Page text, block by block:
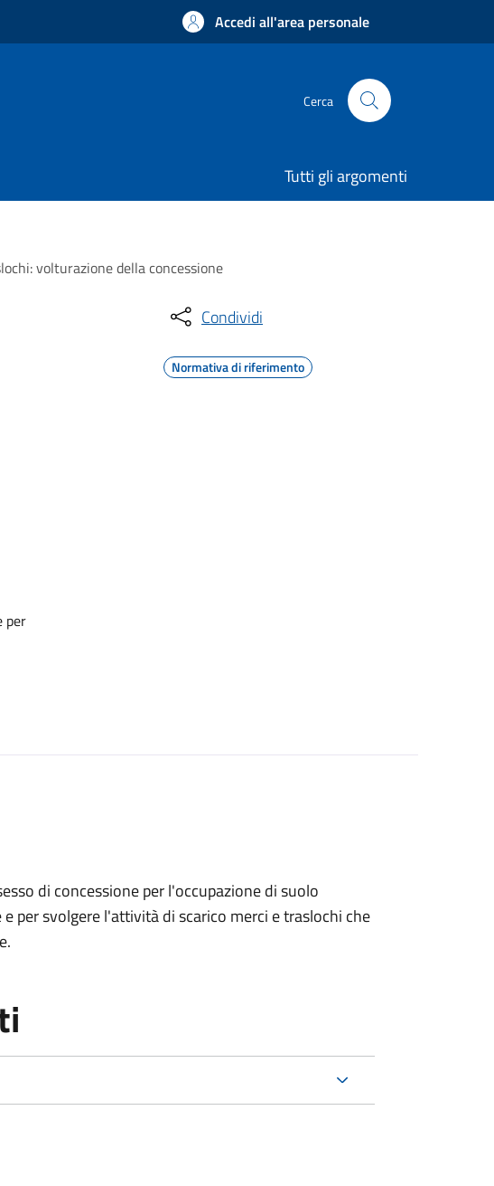
Accedi all'area personale
Cerca
Tutti gli argomenti
volturazione della concessione
per
Condividi
Normativa di riferimento
di concessione per l'occupazione di suolo
per svolgere l'attività di scarico merci e traslochi che